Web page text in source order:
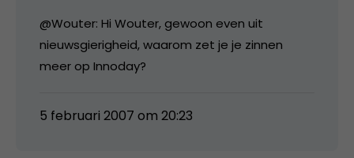
@Wouter: Hi Wouter, gewoon even uit
nieuwsgierigheid, waarom zet je je zinnen
meer op Innoday?
5 februari 2007 om 20:23